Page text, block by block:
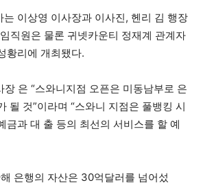
는 이상영 이사장과 이사진, 헨리 김 행장
직원은 물론 귀넷카운티 정재계 관계자
황리에 개최됐다.
은 “스와니지점 오픈은 미동남부로 은
될 것”이라며 “스와니 지점은 풀뱅킹 시
금과 대 출 등의 최선의 서비스를 할 예
은행의 자산은 30억달러를 넘어섰